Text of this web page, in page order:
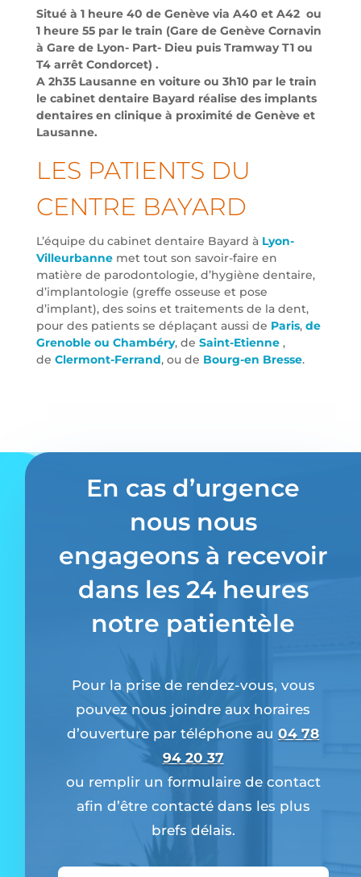
Situé à 1 heure 40 de Genève via A40 et A42 ou
1 heure 55 par le train (Gare de Genève Cornavin
à Gare de Lyon- Part- Dieu puis Tramway T1 ou
T4 arrêt Condorcet) .
A 2h35 Lausanne en voiture ou 3h10 par le train
le cabinet dentaire Bayard réalise des implants
dentaires en clinique à proximité de Genève et
Lausanne.
LES PATIENTS DU
CENTRE BAYARD
L’équipe du cabinet dentaire Bayard à Lyon-
Villeurbanne met tout son savoir-faire en
matière de parodontologie, d’hygiène dentaire,
d’implantologie (greffe osseuse et pose
d’implant), des soins et traitements de la dent,
pour des patients se déplaçant aussi de Paris, de
Grenoble ou Chambéry, de Saint-Etienne ,
de Clermont-Ferrand, ou de Bourg-en Bresse.
En cas d’urgence
nous nous
engageons à recevoir
dans les 24 heures
notre patientèle
Pour la prise de rendez-vous, vous
pouvez nous joindre aux horaires
d’ouverture par téléphone au04 78
94 20 37
ou remplir un formulaire de contact
afin d’être contacté dans les plus
brefs délais.